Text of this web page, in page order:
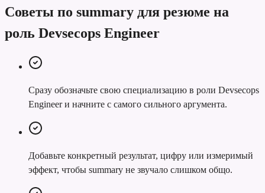
Советы по summary для резюме на
роль Devsecops Engineer
Сразу обозначьте свою специализацию в роли Devsecops
Engineer и начните с самого сильного аргумента.
Добавьте конкретный результат, цифру или измеримый
эффект, чтобы summary не звучало слишком общо.